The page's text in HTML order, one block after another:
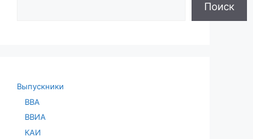
Поиск
Выпускники
ВВА
ВВИА
КАИ